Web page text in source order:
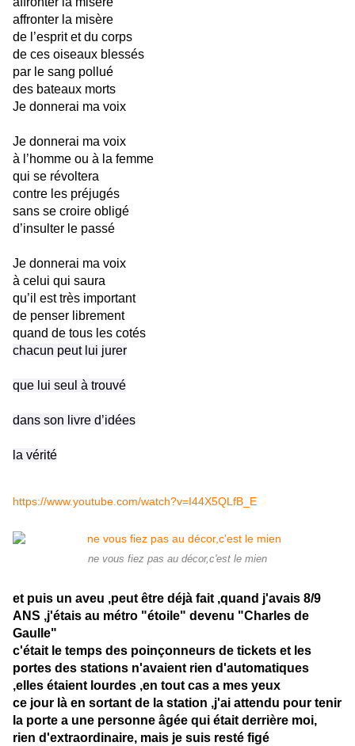
affronter la misère
de l’esprit et du corps
de ces oiseaux blessés
par le sang pollué
des bateaux morts
Je donnerai ma voix
Je donnerai ma voix
à l’homme ou à la femme
qui se révoltera
contre les préjugés
sans se croire obligé
d’insulter le passé
Je donnerai ma voix
à celui qui saura
qu’il est très important
de penser librement
quand de tous les cotés
chacun peut lui jurer
que lui seul à trouvé
dans son livre d’idées
la vérité
https://www.youtube.com/watch?v=I44X5QLfB_E
ne vous fiez pas au décor,c'est le mien
et puis un aveu ,peut être déjà fait ,quand j'avais 8/9
ANS ,j'étais au métro "étoile" devenu "Charles de
Gaulle"
c'était le temps des poinçonneurs de tickets et les
portes des stations n'avaient rien d'automatiques
,elles étaient lourdes ,en tout cas a mes yeux
ce jour là en sortant de la station ,j'ai attendu pour tenir
la porte a une personne âgée qui était derrière moi,
rien d'extraordinaire, mais je suis resté figé